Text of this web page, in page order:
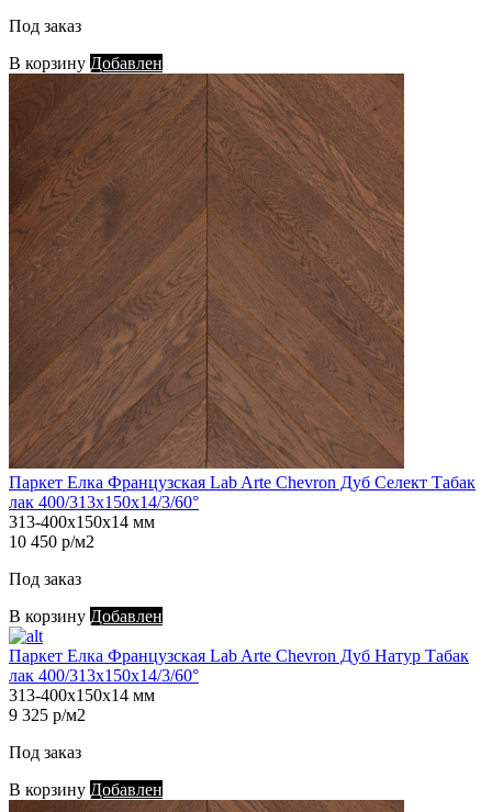
Под заказ
В корзину Добавлен
Паркет Елка Французская Lab Arte Chevron Дуб Селект Табак
лак 400/313х150х14/3/60°
313-400х150х14 мм
10 450 р/м2
Под заказ
В корзину Добавлен
Паркет Елка Французская Lab Arte Chevron Дуб Натур Табак
лак 400/313х150х14/3/60°
313-400х150х14 мм
9 325 р/м2
Под заказ
В корзину Добавлен